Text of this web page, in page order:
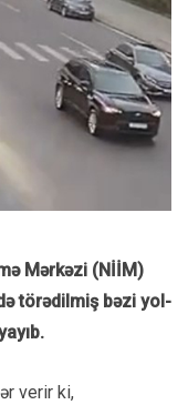
Mərkəzi (NİİM)
törədilmiş bəzi yol-
verir ki,